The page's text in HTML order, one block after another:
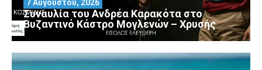
Συναυλία του Ανδρέα Καρακότα στο
Βυζαντινό Κάστρο Μογλενών – Χρυσής
7 Αυγούστου, 2026